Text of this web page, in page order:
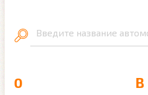
Введите название
0 B